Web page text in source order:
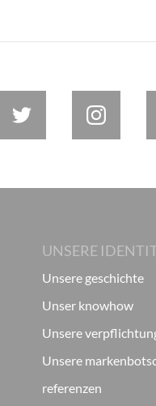
UNSERE
Unsere geschichte
Unser knowhow
Unsere
Unsere
referenzen